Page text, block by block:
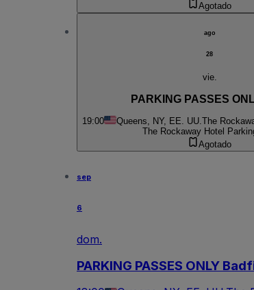
Agotado
ago
28
vie.
PARKING PASSES
19:00 Queens, NY, EE. UU.The
The Rockaway Hotel
Agotado
sep
6
dom.
PARKING PASSES ONLY